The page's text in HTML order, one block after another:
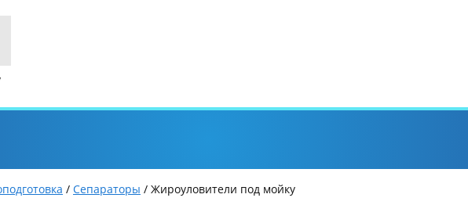
/ Сепараторы / Жироуловители под мойку